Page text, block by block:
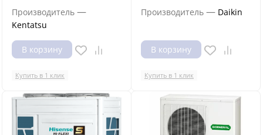
Производитель —
Kentatsu
В корзину
Купить в 1 клик
Производитель — Daikin
В корзину
Купить в 1 клик